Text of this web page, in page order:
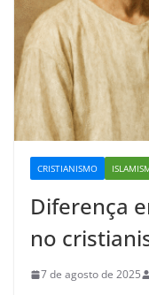
CRISTIANISMO
Diferença
no
7 de agosto de 2025